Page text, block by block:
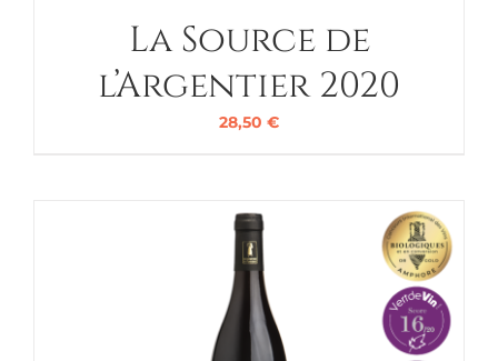
La Source de
l’Argentier 2020
28,50 €